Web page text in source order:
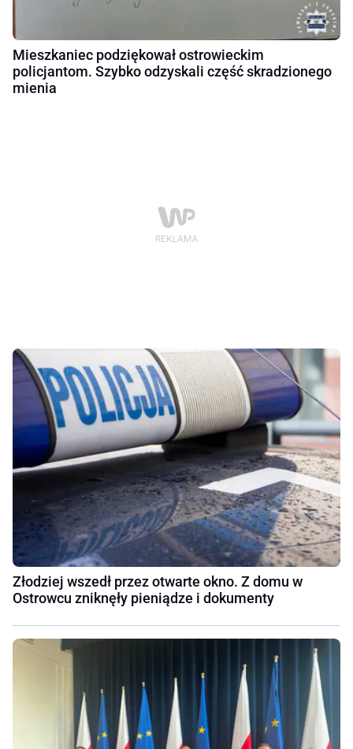
Mieszkaniec podziękował ostrowieckim
policjantom. Szybko odzyskali część skradzionego
mienia
Złodziej wszedł przez otwarte okno. Z domu w
Ostrowcu zniknęły pieniądze i dokumenty